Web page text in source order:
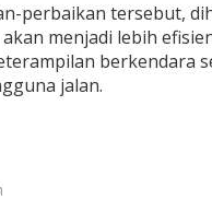
perbaikan tersebut,
menjadi lebih
berkendara
jalan.